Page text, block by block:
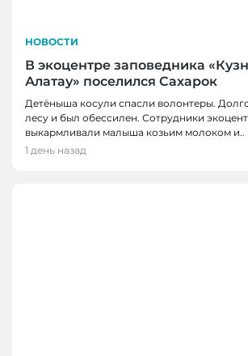
НОВОСТИ
В экоцентре заповедника
Алатау» поселился Сахарок
Детёныша косули спасли волонтеры.
лесу и был обессилен. Сотрудники
выкармливали малыша козьим молоком и..
1 день назад